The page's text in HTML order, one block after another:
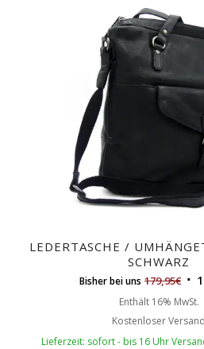
LEDERTASCHE /
SCHWARZ
Bisher bei uns 179,95€
Enthält 16% MwSt.
Kostenloser Versand
Lieferzeit: sofort - bis 16 Uhr